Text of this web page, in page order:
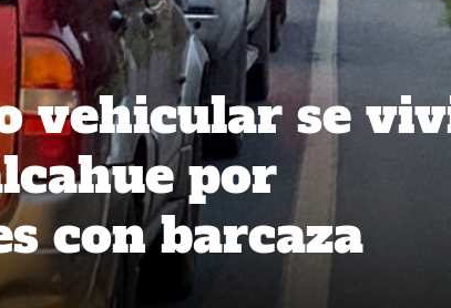
vehicular se
por
con barcaza